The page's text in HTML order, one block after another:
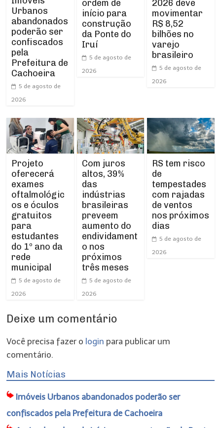
Urbanos
abandonados
poderão ser
confiscados
pela
Prefeitura de
Cachoeira
5 de agosto de
2026
ordem de
início para
construção
da Ponte do
Iruí
5 de agosto de
2026
2026 deve
movimentar
R$ 8,52
bilhões no
varejo
brasileiro
5 de agosto de
2026
Projeto
oferecerá
exames
oftalmológic
os e óculos
gratuitos
para
estudantes
do 1º ano da
rede
municipal
5 de agosto de
2026
Com juros
altos, 39%
das
indústrias
brasileiras
preveem
aumento do
endividament
o nos
próximos
três meses
5 de agosto de
2026
RS tem risco
de
tempestades
com rajadas
de ventos
nos próximos
dias
5 de agosto de
2026
Deixe um comentário
Você precisa fazer o login para publicar um
comentário.
Mais Notícias
Imóveis Urbanos abandonados poderão ser
confiscados pela Prefeitura de Cachoeira